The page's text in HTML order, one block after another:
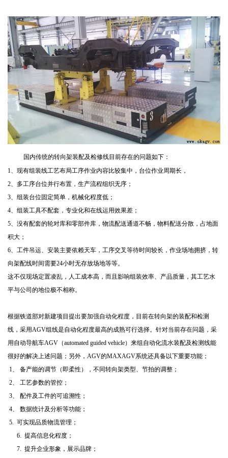
国内传统的转向架装配及检修线目前存在的问题如下：
1、现有组装线工艺布局工序作业内容比较集中，台位作业周期长，
2、多工序台位并行布置，生产流程组织无序；
3、组装台位固定简单，机械化程度低；
4、组装工具不配套，专业化和在线运用效果差；
5、没有配套的轮对库和零部件库，物流配送通道不畅，物料配送分散，占地面
积大；
6、工件吊运、安装主要依赖天车，工序交叉等待时间较长，作业场地拥挤，转
向架配线时间需要24小时无存放场地等等。
这不仅现场定置凌乱，人工成本高，而且影响组装效率、产品质量，其工艺水
平与公司的地位极不相称。
根据铁道部对新建项目提出要加强自动化程度，目前在转向架的装配和检测
线，采用AGV组线是自动化程度最高的成熟可行选择。针对当前存在问题，采
用自动导航车AGV（automated guided vehicle）来组自动化流水装配及检测线能
很好的解决上述问题；另外，AGV的MAXAGV系统还具备以下重要功能；
1、 备产能的调节（即柔性），不同转向架类型、节拍的调整；
2、 工艺参数的管控；
3、 配件及工件的可追溯性；
4、 数据统计及分析等功能；
5. 可实现品质物流管理；
6. 提高信息化程度；
7. 提升企业形象，展示品牌；